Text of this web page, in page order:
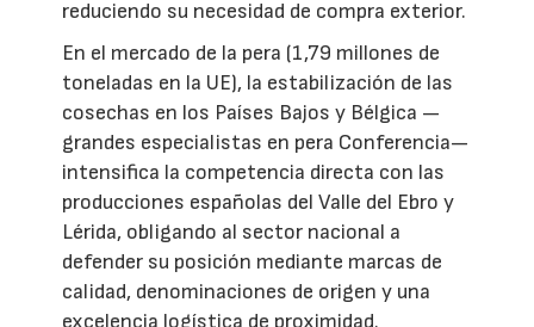
reduciendo su necesidad de compra exterior.
En el mercado de la pera (1,79 millones de
toneladas en la UE), la estabilización de las
cosechas en los Países Bajos y Bélgica —
grandes especialistas en pera Conferencia—
intensifica la competencia directa con las
producciones españolas del Valle del Ebro y
Lérida, obligando al sector nacional a
defender su posición mediante marcas de
calidad, denominaciones de origen y una
excelencia logística de proximidad.